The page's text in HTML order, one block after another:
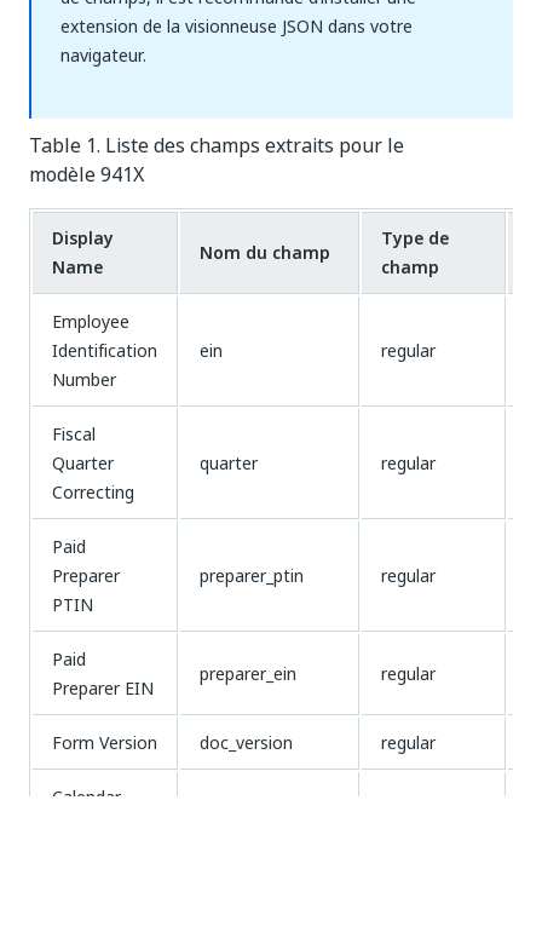
extension de la visionneuse JSON dans votre
navigateur.
Table 1. Liste des champs extraits pour le
modèle 941X
Display
Name
Nom du champ
Type de
champ
Employee
Identification
Number
ein regular
Fiscal
Quarter
Correcting
quarter regular
Paid
Preparer
PTIN
preparer_ptin regular
Paid
Preparer EIN
preparer_ein regular
Form Version doc_version regular
Calendar